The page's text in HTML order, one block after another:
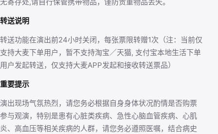
转送说明
转送功能在演出前24小时关闭，每张票限转赠1次（注：当前仅
支持大麦下单用户，暂不支持淘宝／天猫, 支付宝本地生活下单
用户发起转送，仅支持大麦APP发起和接收转送票品）
重要提示
演出现场气氛热烈，请您务必根据自身身体状况酌情是否购票
参与观演，特别是患有心脏类疾病、急性心脑血管疾病、心肌
炎、高血压等相关疾病的人群，请您务必遵照医嘱，结合病史